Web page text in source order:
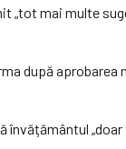
mai multe
după
învăţământul